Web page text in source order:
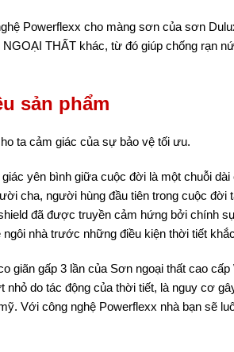
Powerflexx cho màng sơn của sơn
THẤT khác, từ đó giúp chống rạn
sản phẩm
ta cảm giác của sự bảo vệ tối ưu.
yên bình giữa cuộc đời là một chuỗi
cha, người hùng đầu tiên trong cuộc
đã được truyền cảm hứng bởi chính
nhà trước những điều kiện thời tiết
giãn gấp 3 lần của Sơn ngoại thất cao
nhỏ do tác động của thời tiết, là nguy cơ
Với công nghệ Powerflexx nhà bạn sẽ